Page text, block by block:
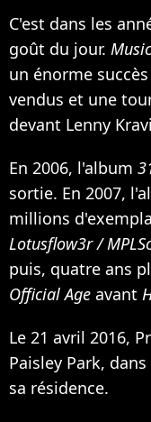
C'est dans les
goût du jour.
un énorme
vendus et une
devant Lenny
En 2006, l'album
sortie. En 2007,
millions
Lotusflow3r /
puis, quatre ans
Official Age avant
Le 21 avril 2016,
Paisley Park,
sa résidence.